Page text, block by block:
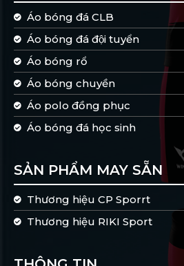
Áo bóng đá CLB
Áo bóng đá đội tuyển
Áo bóng rổ
Áo bóng chuyền
Áo polo đồng phục
Áo bóng đá học sinh
SẢN PHẨM MAY SẴN
Thương hiệu CP Sporrt
Thương hiệu RIKI Sport